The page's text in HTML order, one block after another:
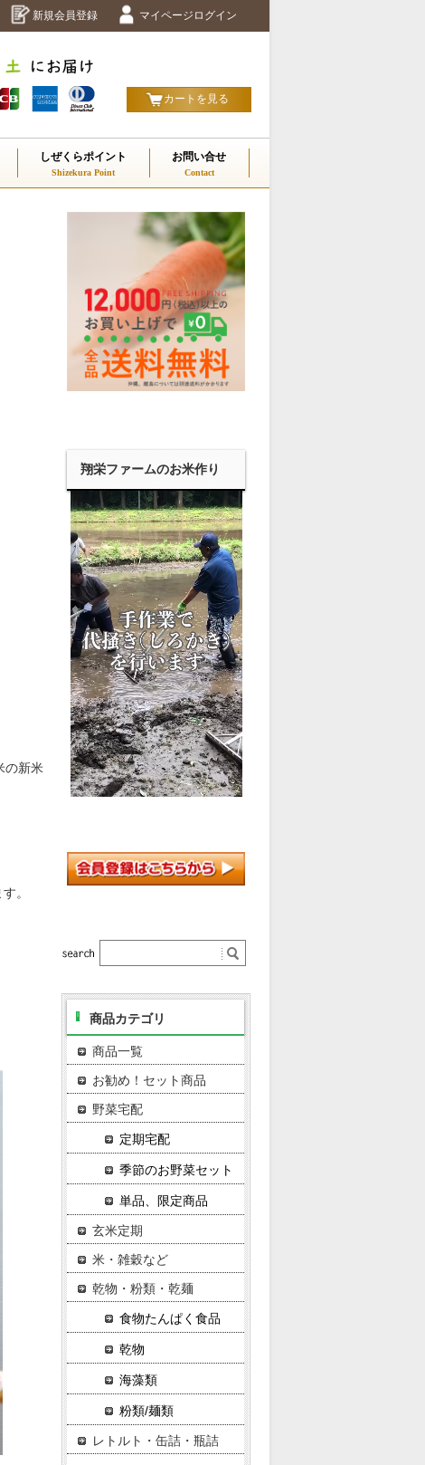
新規会員登録 マイページログイン
カートを見る
しぜくらポイント お問い合せ
の新米
。
翔栄ファームのお米作り
商品カテゴリ
商品一覧
お勧め！セット商品
野菜宅配
定期宅配
季節のお野菜セット
単品、限定商品
玄米定期
米・雑穀など
乾物・粉類・乾麺
食物たんぱく食品
乾物
海藻類
粉類/麺類
レトルト・缶詰・瓶詰